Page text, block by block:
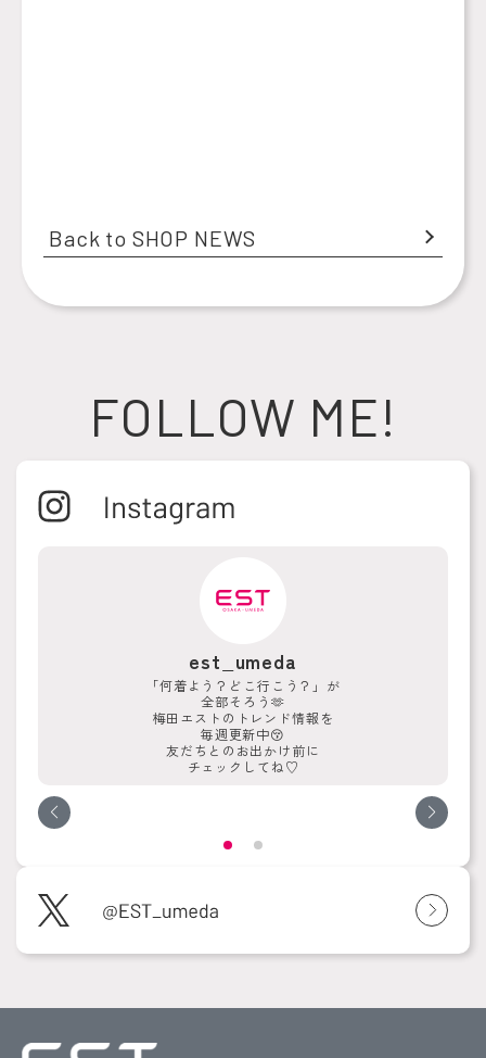
Back to SHOP NEWS
FOLLOW ME!
est_umeda
「何着よう？どこ行こう？」が
全部そろう🫶
梅田エストのトレンド情報を
毎週更新中😚
友だちとのお出かけ前に
チェックしてね♡